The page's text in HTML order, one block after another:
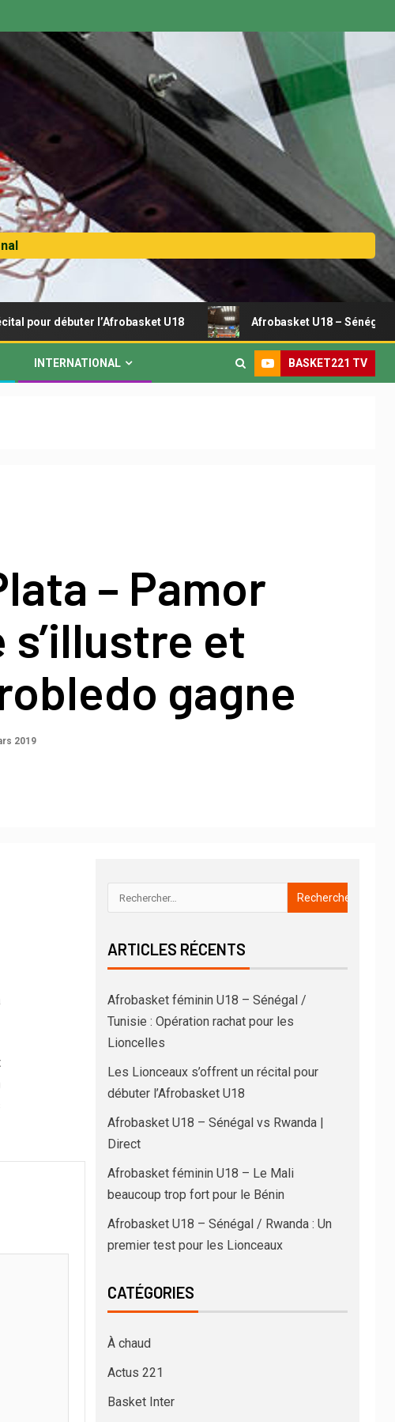
l’Afrobasket U18 Afrobasket U18 – Sénégal vs Rwanda
INTERNATIONAL BASKET221 TV
– Pamor
s’illustre et
gagne
2019
ARTICLES RÉCENTS
Afrobasket féminin U18 – Sénégal /
Tunisie : Opération rachat pour les
Lioncelles
Les Lionceaux s’offrent un récital pour
débuter l’Afrobasket U18
Afrobasket U18 – Sénégal vs Rwanda |
Direct
Afrobasket féminin U18 – Le Mali
beaucoup trop fort pour le Bénin
Afrobasket U18 – Sénégal / Rwanda : Un
premier test pour les Lionceaux
CATÉGORIES
À chaud
Actus 221
Basket Inter